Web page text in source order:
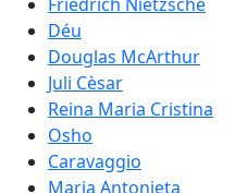
Déu
Douglas McArthur
Juli Cèsar
Reina Maria Cristina
Osho
Caravaggio
Maria Antonieta